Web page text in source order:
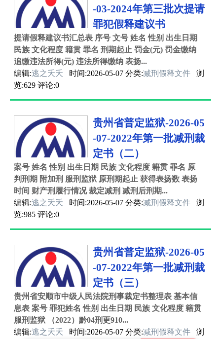
-03-2024年第三批次提请
罪犯假释建议书
提请假释建议书汇总表 序号 文号 姓名 性别 出生日期
民族 文化程度 籍贯 罪名 刑期起止 罚金(元) 罚金缴纳
追缴违法所得(元) 违法所得缴纳 表扬...
编辑:逃之夭夭 时间:2026-05-07 分类:减刑假释文件
浏
览:629 评论:0
贵州省普定监狱-2026-05
-07-2022年第一批减刑裁
定书（二）
案号 姓名 性别 出生日期 民族 文化程度 籍贯 罪名 原
判刑期 附加刑 服刑监狱 原刑期起止 获得表扬数 表扬
时间 财产刑履行情况 裁定减刑 减刑后刑期...
编辑:逃之夭夭 时间:2026-05-07 分类:减刑假释文件
浏
览:985 评论:0
贵州省普定监狱-2026-05
-07-2022年第一批减刑裁
定书（三）
贵州省安顺市中级人民法院刑事裁定书整理表 基本信
息表 案号 罪犯姓名 性别 出生日期 民族 文化程度 籍贯
服刑监狱 （2022）黔04刑更910...
编辑:逃之夭夭 时间:2026-05-07 分类:减刑假释文件
浏